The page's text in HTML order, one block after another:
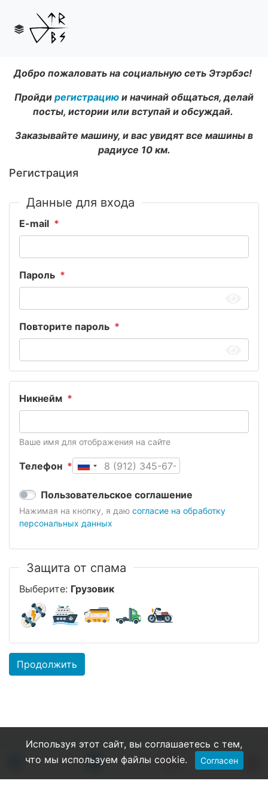
Добро пожаловать на социальную сеть Этэрбэс!
Пройди регистрацию и начинай общаться, делай
посты, истории или вступай и обсуждай.
Заказывайте машину, и вас увидят все машины в
радиусе 10 км.
Регистрация
Данные для входа
E-mail
Пароль
Повторите пароль
Никнейм
Ваше имя для отображения на сайте
Телефон
Пользовательское соглашение
Нажимая на кнопку, я даю согласие на обработку
персональных данных
Защита от спама
Выберите: Грузовик
Продолжить
Используя этот сайт, вы соглашаетесь с тем,
что мы используем файлы cookie.
Согласен